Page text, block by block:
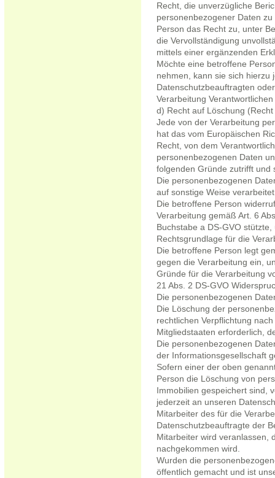
Recht, die unverzügliche
personenbezogener Daten
Person das Recht zu, unter
die Vervollständigung
mittels einer ergänzenden
Möchte eine betroffene
nehmen, kann sie sich hierzu
Datenschutzbeauftragten
Verarbeitung
d) Recht auf Löschung
Jede von der Verarbeitung
hat das vom Europäischen
Recht, von dem
personenbezogenen Daten
folgenden Gründe zutrifft und
Die personenbezogenen
auf sonstige Weise
Die betroffene Person
Verarbeitung gemäß Art. 6
Buchstabe a DS-GVO
Rechtsgrundlage für die
Die betroffene Person legt
gegen die Verarbeitung ein,
Gründe für die Verarbeitung
21 Abs. 2 DS-GVO
Die personenbezogenen
Die Löschung der
rechtlichen Verpflichtung
Mitgliedstaaten erforderlich,
Die personenbezogenen
der Informationsgesellschaft
Sofern einer der oben
Person die Löschung von
Immobilien gespeichert sind,
jederzeit an unseren
Mitarbeiter des für die
Datenschutzbeauftragte der
Mitarbeiter wird veranlassen,
nachgekommen wird.
Wurden die
öffentlich gemacht und ist